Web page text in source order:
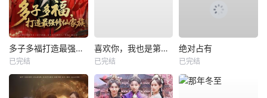
多子多福打造最强修仙家族
已完结
喜欢你，我也是第一部
已完结
绝对占有
已完结